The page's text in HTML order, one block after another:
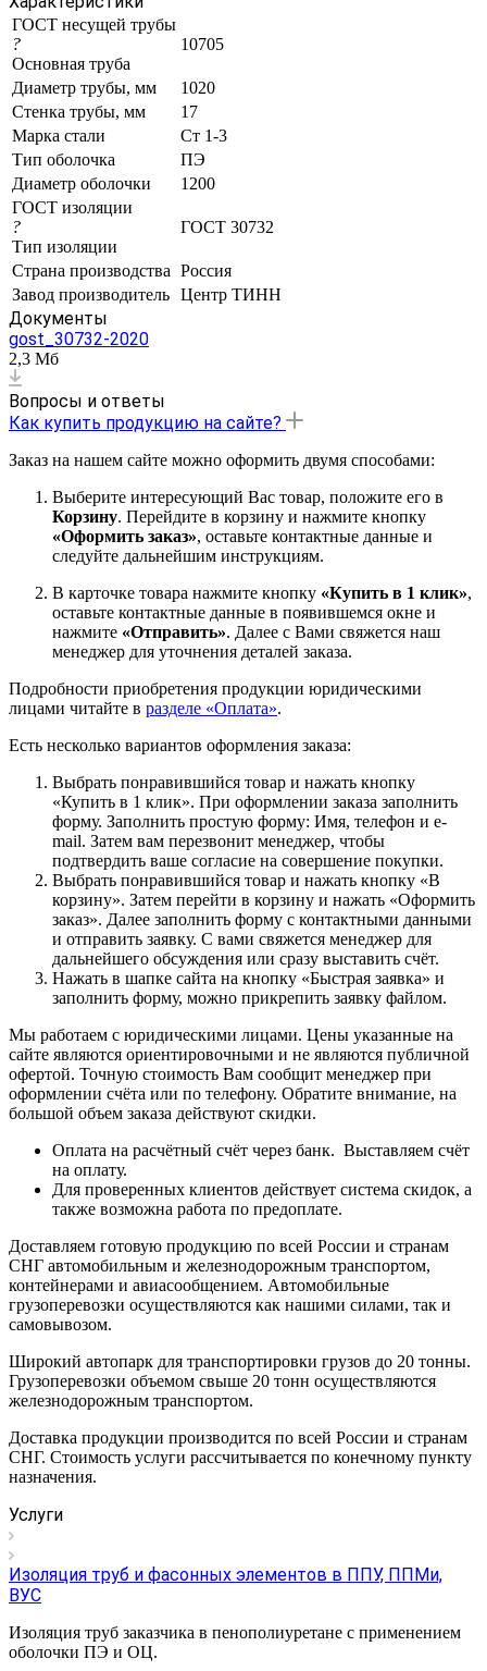
ГОСТ несущей трубы
?
Основная труба
10705
Диаметр трубы, мм
1020
Стенка трубы, мм
17
Марка стали
Ст 1-3
Тип оболочка
ПЭ
Диаметр оболочки
1200
ГОСТ изоляции
?
Тип изоляции
ГОСТ 30732
Страна производства Россия
Завод производитель Центр ТИНН
Документы
gost_30732-2020
2,3 Мб
Вопросы и ответы
Как купить продукцию на сайте?
Заказ на нашем сайте можно оформить двумя способами:
Выберите интересующий Вас товар, положите его в
Корзину. Перейдите в корзину и нажмите кнопку
«Оформить заказ», оставьте контактные данные и
следуйте дальнейшим инструкциям.
В карточке товара нажмите кнопку «Купить в 1 клик»,
оставьте контактные данные в появившемся окне и
нажмите «Отправить». Далее с Вами свяжется наш
менеджер для уточнения деталей заказа.
Подробности приобретения продукции юридическими
лицами читайте в разделе «Оплата».
Есть несколько вариантов оформления заказа:
Выбрать понравившийся товар и нажать кнопку
«Купить в 1 клик». При оформлении заказа заполнить
форму. Заполнить простую форму: Имя, телефон и e-
mail. Затем вам перезвонит менеджер, чтобы
подтвердить ваше согласие на совершение покупки.
Выбрать понравившийся товар и нажать кнопку «В
корзину». Затем перейти в корзину и нажать «Оформить
заказ». Далее заполнить форму с контактными данными
и отправить заявку. С вами свяжется менеджер для
дальнейшего обсуждения или сразу выставить счёт.
Нажать в шапке сайта на кнопку «Быстрая заявка» и
заполнить форму, можно прикрепить заявку файлом.
Мы работаем с юридическими лицами. Цены указанные на
сайте являются ориентировочными и не являются публичной
офертой. Точную стоимость Вам сообщит менеджер при
оформлении счёта или по телефону. Обратите внимание, на
большой объем заказа действуют скидки.
Оплата на расчётный счёт через банк. Выставляем счёт
на оплату.
Для проверенных клиентов действует система скидок, а
также возможна работа по предоплате.
Доставляем готовую продукцию по всей России и странам
СНГ автомобильным и железнодорожным транспортом,
контейнерами и авиасообщением. Автомобильные
грузоперевозки осуществляются как нашими силами, так и
самовывозом.
Широкий автопарк для транспортировки грузов до 20 тонны.
Грузоперевозки объемом свыше 20 тонн осуществляются
железнодорожным транспортом.
Доставка продукции производится по всей России и странам
СНГ. Стоимость услуги рассчитывается по конечному пункту
назначения.
Услуги
Изоляция труб и фасонных элементов в ППУ, ППМи,
ВУС
Изоляция труб заказчика в пенополиуретане с применением
оболочки ПЭ и ОЦ.